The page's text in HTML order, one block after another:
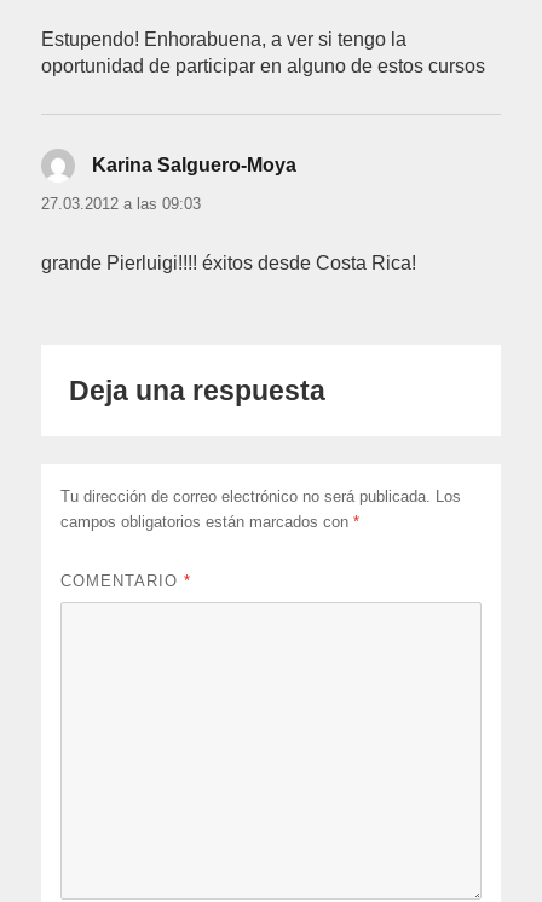
Estupendo! Enhorabuena, a ver si tengo la
oportunidad de participar en alguno de estos cursos
Karina Salguero-Moya
27.03.2012 a las 09:03
grande Pierluigi!!!! éxitos desde Costa Rica!
Deja una respuesta
Tu dirección de correo electrónico no será publicada. Los
campos obligatorios están marcados con*
COMENTARIO*